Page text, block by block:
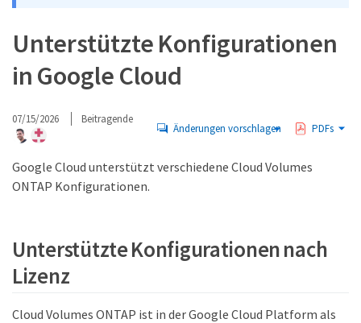
Unterstützte Konfigurationen
in Google Cloud
07/15/2026 Beitragende
Änderungen vorschlagen PDFs
Google Cloud unterstützt verschiedene Cloud Volumes
ONTAP Konfigurationen.
Unterstützte Konfigurationen nach
Lizenz
Cloud Volumes ONTAP ist in der Google Cloud Platform als